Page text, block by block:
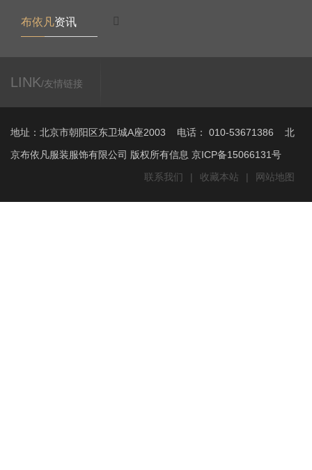
布依凡资讯
LINK/友情链接
地址：北京市朝阳区东卫城A座2003 电话： 010-53671386 北
京布依凡服装服饰有限公司 版权所有信息 京ICP备15066131号
联系我们
| 收藏本站 | 网站地图